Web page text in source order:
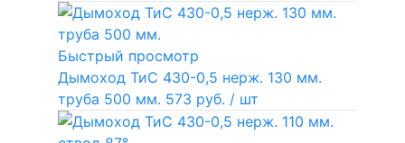
Быстрый просмотр
Дымоход ТиС 430-0,5 нерж. 130 мм.
труба 500 мм. 573 руб. / шт